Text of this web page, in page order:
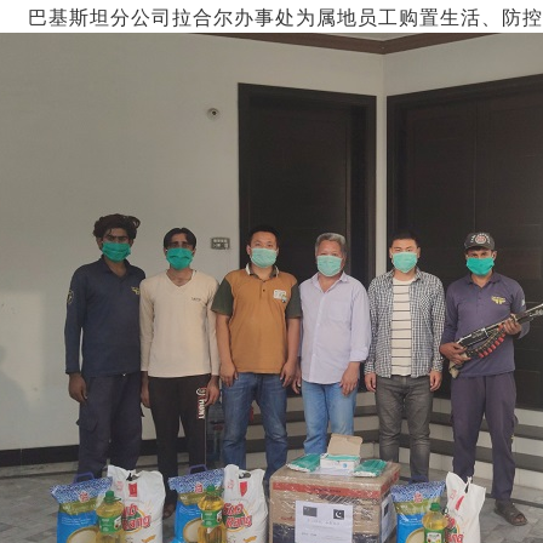
巴基斯坦分公司拉合尔办事处为属地员工购置生活、防